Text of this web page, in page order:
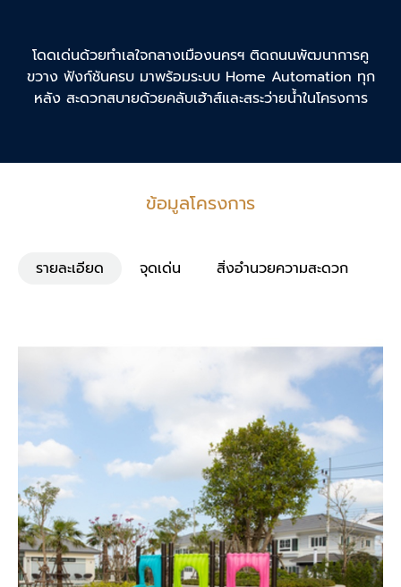
โดดเด่นด้วยทำเลใจกลางเมืองนครฯ ติดถนนพัฒนาการคู
ขวาง ฟังก์ชันครบ มาพร้อมระบบ Home Automation ทุก
หลัง สะดวกสบายด้วยคลับเฮ้าส์และสระว่ายน้ำในโครงการ
ข้อมูลโครงการ
รายละเอียด จุดเด่น สิ่งอำนวยความสะดวก